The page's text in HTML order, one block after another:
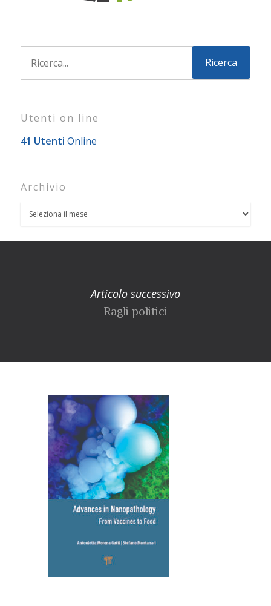
Utenti on line
41 Utenti Online
Archivio
Articolo successivo
Ragli politici